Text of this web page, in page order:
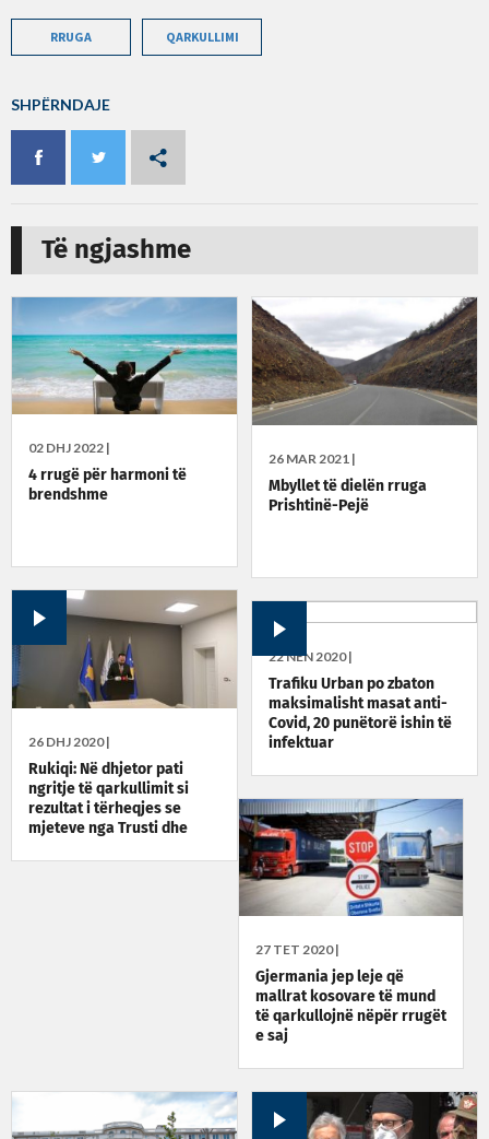
RRUGA QARKULLIMI
SHPËRNDAJE
Të ngjashme
02 DHJ 2022 |
4 rrugë për harmoni të
brendshme
26 MAR 2021 |
Mbyllet të dielën rruga
Prishtinë-Pejë
26 DHJ 2020 |
Rukiqi: Në dhjetor pati
ngritje të qarkullimit si
rezultat i tërheqjes se
mjeteve nga Trusti dhe
22 NËN 2020 |
Trafiku Urban po zbaton
maksimalisht masat anti-
Covid, 20 punëtorë ishin të
infektuar
27 TET 2020 |
Gjermania jep leje që
mallrat kosovare të mund
të qarkullojnë nëpër rrugët
e saj